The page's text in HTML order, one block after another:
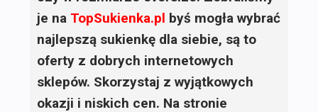
je na TopSukienka.pl byś mogła wybrać
najlepszą sukienkę dla siebie, są to
oferty z dobrych internetowych
sklepów. Skorzystaj z wyjątkowych
okazji i niskich cen. Na stronie